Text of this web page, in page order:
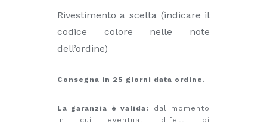
Rivestimento a scelta (indicare il
codice colore nelle note
dell’ordine)
Consegna in 25 giorni data ordine.
La garanzia è valida:
dal momento
in cui eventuali difetti di